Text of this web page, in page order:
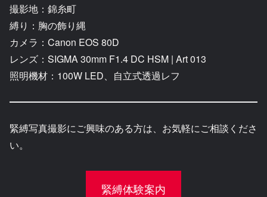
撮影地：錦糸町
縛り：胸の飾り縄
カメラ：Canon EOS 80D
レンズ：SIGMA 30mm F1.4 DC HSM | Art 013
照明機材：100W LED、自立式透過レフ
緊縛写真撮影にご興味のある方は、お気軽にご相談くださ
い。
緊縛体験案内